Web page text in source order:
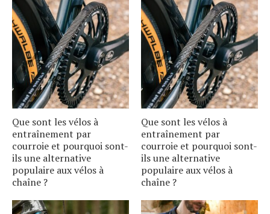
Que sont les vélos à
entraînement par
courroie et pourquoi sont-
ils une alternative
populaire aux vélos à
chaîne ?
Que sont les vélos à
entraînement par
courroie et pourquoi sont-
ils une alternative
populaire aux vélos à
chaîne ?